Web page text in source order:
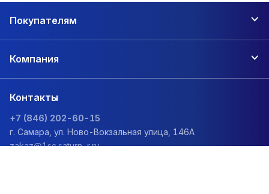
Покупателям
Компания
Контакты
+7 (846) 202-60-15
г. Самара, ул. Ново-Вокзальная улица, 146А
zakaz@1sc.saturn-r.ru